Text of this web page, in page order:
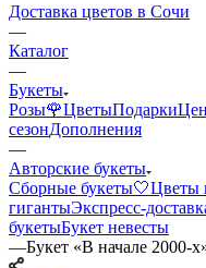
Доставка цветов в Сочи
—
Каталог
—
Букеты
Розы🌹ЦветыПодарки
сезонДополнения
—
Авторские букеты
Сборные букеты🤍Цветы
гигантыЭкспресс-
букетыБукет невесты
—Букет «В начале 2000-